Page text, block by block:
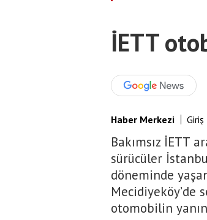
İETT
Haber Merkezi Giriş
Bakımsız İETT
sürücüler
döneminde
Mecidiyeköy’de
otomobilin